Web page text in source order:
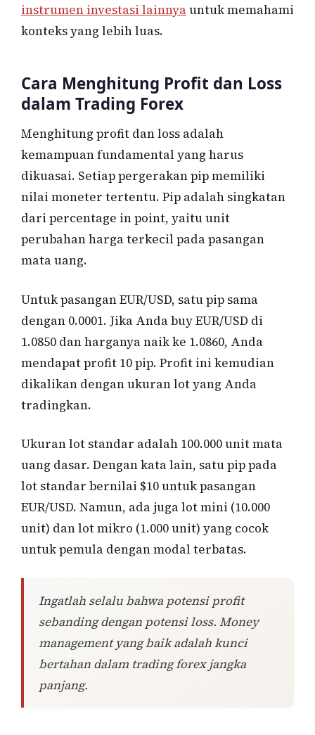
instrumen investasi lainnyauntuk memahami
konteks yang lebih luas.
Cara Menghitung Profit dan Loss
dalam Trading Forex
Menghitung profit dan loss adalah
kemampuan fundamental yang harus
dikuasai. Setiap pergerakan pip memiliki
nilai moneter tertentu. Pip adalah singkatan
dari percentage in point, yaitu unit
perubahan harga terkecil pada pasangan
mata uang.
Untuk pasangan EUR/USD, satu pip sama
dengan 0.0001. Jika Anda buy EUR/USD di
1.0850 dan harganya naik ke 1.0860, Anda
mendapat profit 10 pip. Profit ini kemudian
dikalikan dengan ukuran lot yang Anda
tradingkan.
Ukuran lot standar adalah 100.000 unit mata
uang dasar. Dengan kata lain, satu pip pada
lot standar bernilai $10 untuk pasangan
EUR/USD. Namun, ada juga lot mini (10.000
unit) dan lot mikro (1.000 unit) yang cocok
untuk pemula dengan modal terbatas.
Ingatlah selalu bahwa potensi profit
sebanding dengan potensi loss. Money
management yang baik adalah kunci
bertahan dalam trading forex jangka
panjang.